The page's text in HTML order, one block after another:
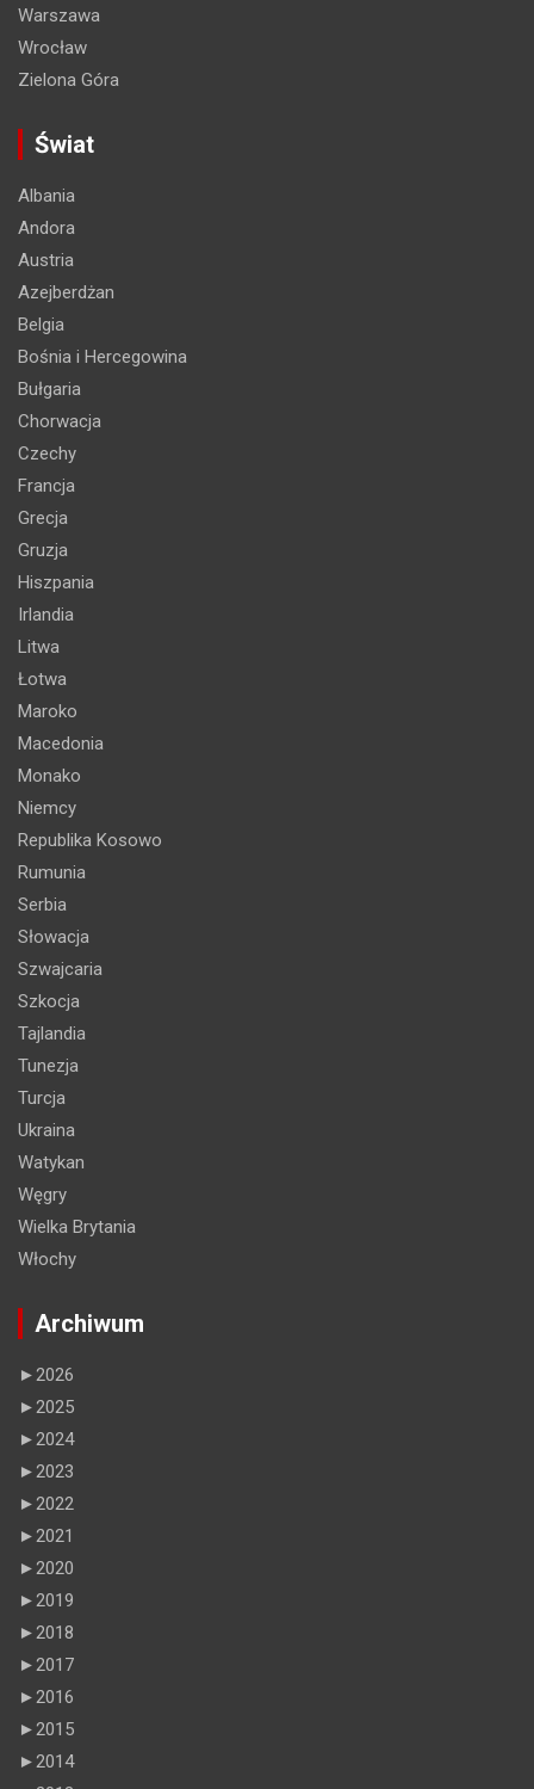
Warszawa
Wrocław
Zielona Góra
Świat
Albania
Andora
Austria
Azejberdżan
Belgia
Bośnia i Hercegowina
Bułgaria
Chorwacja
Czechy
Francja
Grecja
Gruzja
Hiszpania
Irlandia
Litwa
Łotwa
Maroko
Macedonia
Monako
Niemcy
Republika Kosowo
Rumunia
Serbia
Słowacja
Szwajcaria
Szkocja
Tajlandia
Tunezja
Turcja
Ukraina
Watykan
Węgry
Wielka Brytania
Włochy
Archiwum
► 2026
► 2025
► 2024
► 2023
► 2022
► 2021
► 2020
► 2019
► 2018
► 2017
► 2016
► 2015
► 2014